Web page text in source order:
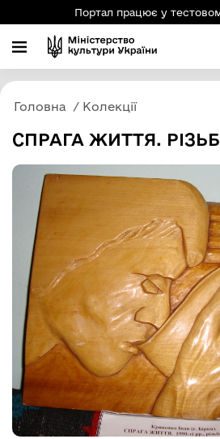
Портал працює у
Головна Колекції
СПРАГА ЖИТТЯ.